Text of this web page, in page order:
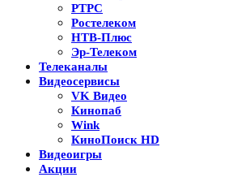
РТРС
Ростелеком
НТВ-Плюс
Эр-Телеком
Телеканалы
Видеосервисы
VK Видео
Кинопаб
Wink
КиноПоиск HD
Видеоигры
Акции